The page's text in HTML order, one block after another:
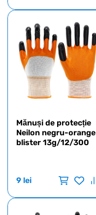
Mănuși de protecție
Neilon negru-orange
blister 13g/12/300
9 lei